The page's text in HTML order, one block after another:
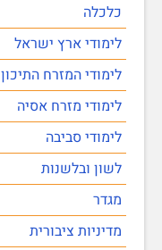
כלכלה
לימודי ארץ ישראל
לימודי המזרח התיכון
לימודי מזרח אסיה
לימודי סביבה
לשון ובלשנות
מגדר
מדיניות ציבורית